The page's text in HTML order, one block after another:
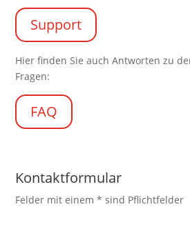
Support
Hier finden Sie auch Antworten zu
Fragen:
FAQ
Kontaktformular
Felder mit einem* sind Pflichtfelder